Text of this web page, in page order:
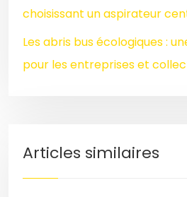
choisissant un aspirateur
Les abris bus écologiques :
pour les entreprises et
Articles similaires